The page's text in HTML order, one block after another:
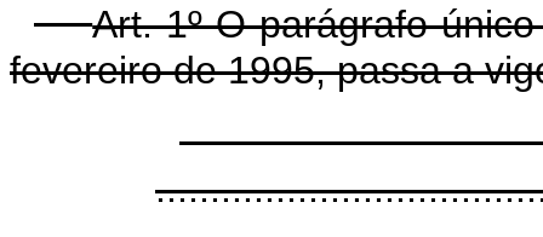
Art. 1º O parágrafo
fevereiro de 1995, passa a